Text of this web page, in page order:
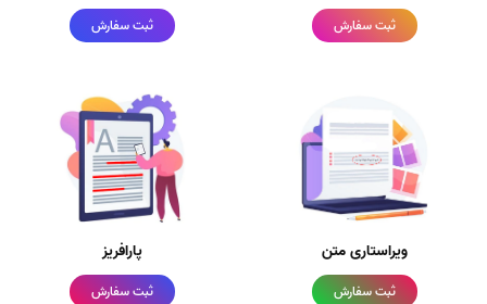
ثبت سفارش ثبت سفارش
ویراستاری متن
ثبت سفارش
پارافریز
ثبت سفارش